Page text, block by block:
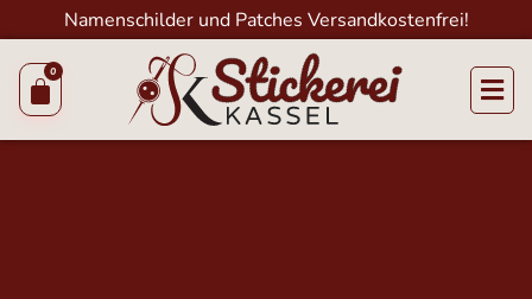
Namenschilder und Patches Versandkostenfrei!